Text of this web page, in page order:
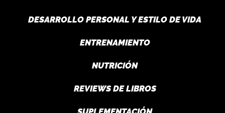
DESARROLLO PERSONAL Y ESTILO DE VIDA
ENTRENAMIENTO
NUTRICIÓN
REVIEWS DE LIBROS